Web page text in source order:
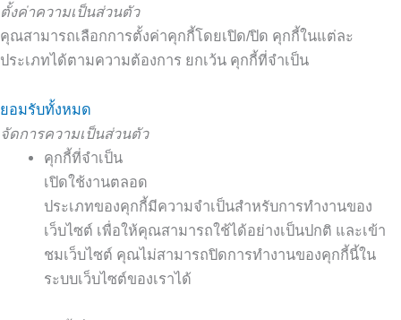
ตั้งค่าความเป็นส่วนตัว
คุณสามารถเลือกการตั้งค่าคุกกี้โดยเปิด/ปิด คุกกี้ในแต่ละ
ประเภทได้ตามความต้องการ ยกเว้น คุกกี้ที่จำเป็น
ยอมรับทั้งหมด
จัดการความเป็นส่วนตัว
คุกกี้ที่จำเป็น
เปิดใช้งานตลอด
ประเภทของคุกกี้มีความจำเป็นสำหรับการทำงานของ
เว็บไซต์ เพื่อให้คุณสามารถใช้ได้อย่างเป็นปกติ และเข้า
ชมเว็บไซต์ คุณไม่สามารถปิดการทำงานของคุกกี้นี้ใน
ระบบเว็บไซต์ของเราได้